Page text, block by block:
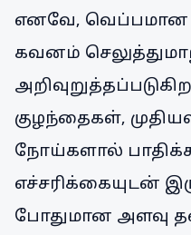
எனவே, வெப்பமான
கவனம்
குழந்தைகள்,
நோய்களால்
எச்சரிக்கையுடன்
போதுமான அளவு